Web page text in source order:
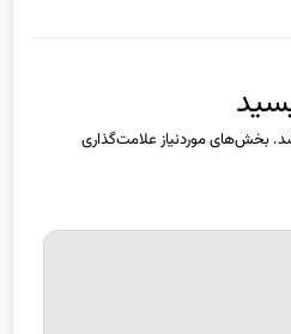
بخش‌های موردنیاز علامت‌گذاری